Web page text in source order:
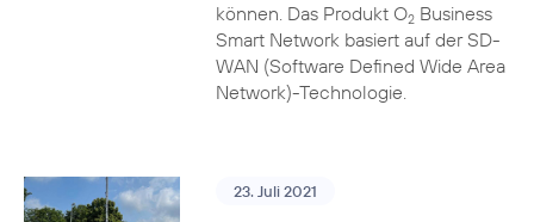
können. Das Produkt O2Business
Smart Network basiert auf der SD-
WAN (Software Defined Wide Area
Network)-Technologie.
23. Juli 2021